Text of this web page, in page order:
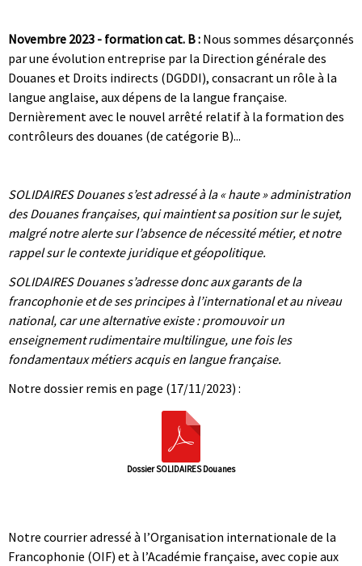
Novembre 2023 - formation cat. B : Nous sommes désarçonnés
par une évolution entreprise par la Direction générale des
Douanes et Droits indirects (DGDDI), consacrant un rôle à la
langue anglaise, aux dépens de la langue française.
Dernièrement avec le nouvel arrêté relatif à la formation des
contrôleurs des douanes (de catégorie B)...
SOLIDAIRES Douanes s’est adressé à la « haute » administration
des Douanes françaises, qui maintient sa position sur le sujet,
malgré notre alerte sur l’absence de nécessité métier, et notre
rappel sur le contexte juridique et géopolitique.
SOLIDAIRES Douanes s’adresse donc aux garants de la
francophonie et de ses principes à l’international et au niveau
national, car une alternative existe : promouvoir un
enseignement rudimentaire multilingue, une fois les
fondamentaux métiers acquis en langue française.
Notre dossier remis en page (17/11/2023) :
Dossier SOLIDAIRES Douanes
Notre courrier adressé à l’Organisation internationale de la
Francophonie (OIF) et à l’Académie française, avec copie aux